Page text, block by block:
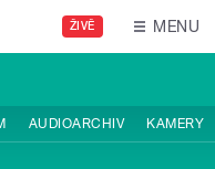
ŽIVĚ MENU
AUDIOARCHIV KAMERY